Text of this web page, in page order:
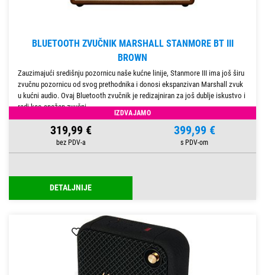
BLUETOOTH ZVUČNIK MARSHALL STANMORE BT III
BROWN
Zauzimajući središnju pozornicu naše kućne linije, Stanmore III ima još širu
zvučnu pozornicu od svog prethodnika i donosi ekspanzivan Marshall zvuk
u kućni audio. Ovaj Bluetooth zvučnik je redizajniran za još dublje iskustvo i
radi kao snažan zvučni
IZDVAJAMO
319,99 € 399,99 €
DETALJNIJE